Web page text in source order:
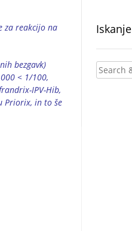
za reakcijo na
bezgavk)
< 1/100,
IPV-Hib,
Priorix, in to še
Iskanje